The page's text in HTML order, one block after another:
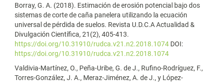
Borray, G. A. (2018). Estimación de erosión potencial bajo dos
sistemas de corte de caña panelera utilizando la ecuación
universal de pérdida de suelos. Revista U.D.C.A Actualidad &
Divulgación Científica, 21(2), 405-413.
https://doi.org/10.31910/rudca.v21.n2.2018.1074 DOI:
https://doi.org/10.31910/rudca.v21.n2.2018.1074
Valdivia-Martínez, O., Peña-Uribe, G. de J., Rufino-Rodríguez, F.,
Torres-González, J. A., Meraz-Jiménez, A. de J., y López-